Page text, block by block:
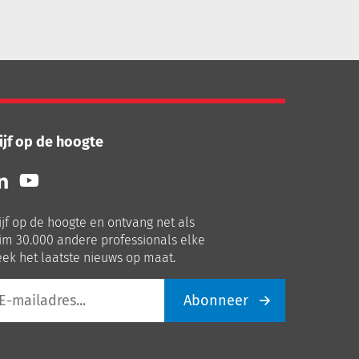
op de hoogte
Volg
ons
Youtube
op de hoogte en ontvang net als
30.000 andere professionals elke
het laatste nieuws op maat.
Abonneer